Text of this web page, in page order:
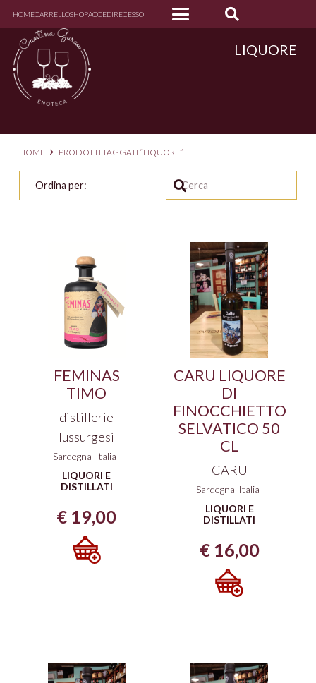
HOMECARRELLOSHOPACCEDIRECESSO
LIQUORE
HOME PRODOTTI TAGGATI “LIQUORE”
FEMINAS
TIMO
distillerie
lussurgesi
Sardegna Italia
LIQUORI E
DISTILLATI
€ 19,00
CARU LIQUORE
DI
FINOCCHIETTO
SELVATICO 50
CL
CARU
Sardegna Italia
LIQUORI E
DISTILLATI
€16,00